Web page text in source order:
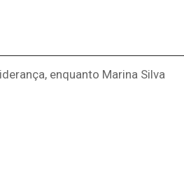
enquanto Marina Silva